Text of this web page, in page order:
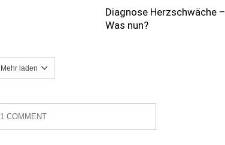
Diagnose Herzschwäche –
Was nun?
Mehr laden
1 COMMENT